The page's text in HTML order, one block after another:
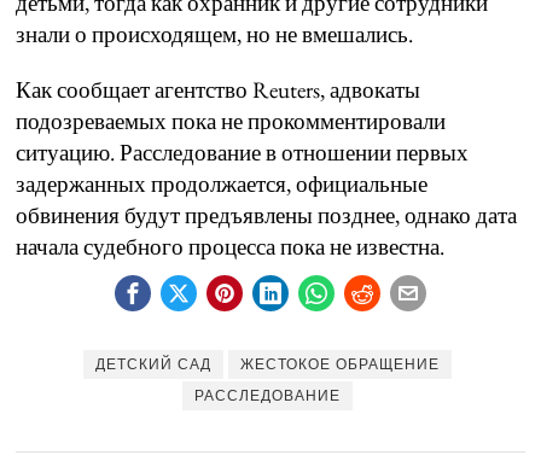
знали о происходящем, но не вмешались.
Как сообщает агентство Reuters, адвокаты
подозреваемых пока не прокомментировали
ситуацию. Расследование в отношении первых
задержанных продолжается, официальные
обвинения будут предъявлены позднее, однако дата
начала судебного процесса пока не известна.
ДЕТСКИЙ САД
ЖЕСТОКОЕ ОБРАЩЕНИЕ
РАССЛЕДОВАНИЕ